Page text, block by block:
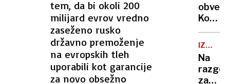
tem, da bi okoli 200
milijard evrov vredno
zaseženo rusko
državno premoženje
na evropskih tleh
uporabili kot garancije
za novo obsežno
so
gume,
več
ostaja
do 1.
Na
za